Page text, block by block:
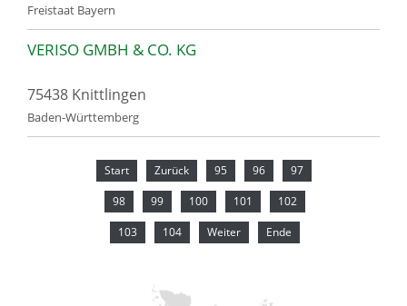
Freistaat Bayern
VERISO GMBH & CO. KG
75438 Knittlingen
Baden-Württemberg
Start Zurück 95 96 97
98 99 100 101 102
103 104 Weiter Ende